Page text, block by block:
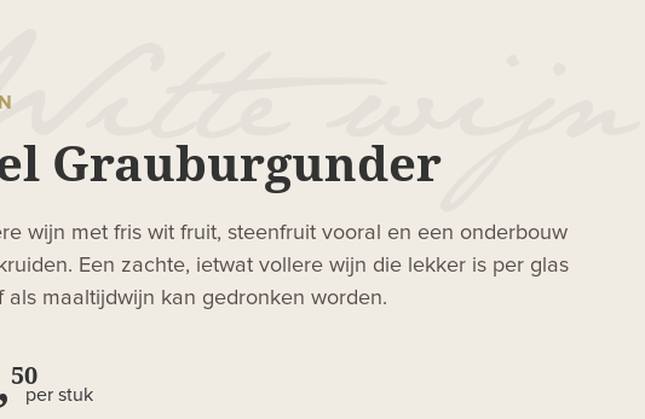
Grauburgunder
wijn met fris wit fruit, steenfruit vooral en een onderbouw
Een zachte, ietwat vollere wijn die lekker is per glas
als maaltijdwijn kan gedronken worden.
50
per stuk